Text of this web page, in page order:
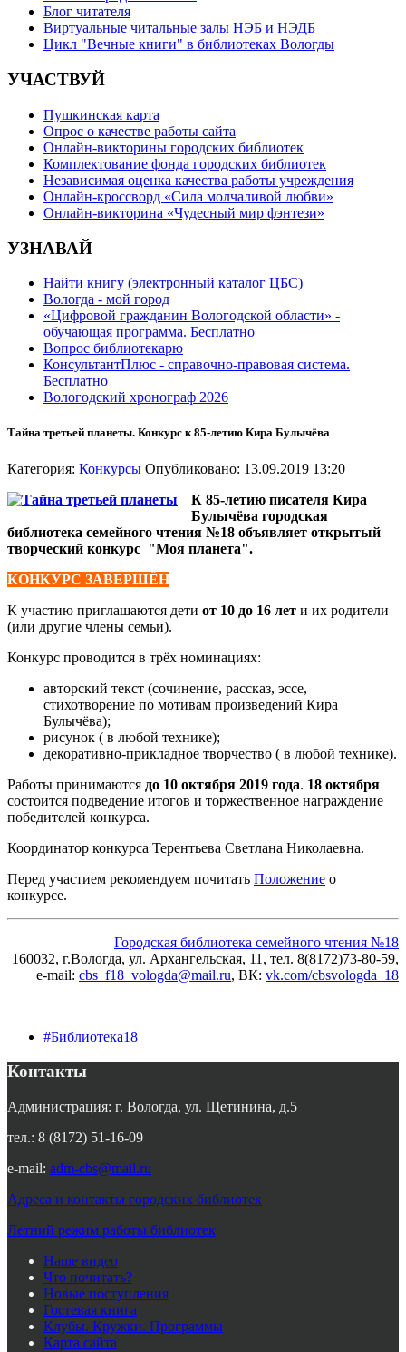
Блог читателя
Виртуальные читальные залы НЭБ и НЭДБ
Цикл "Вечные книги" в библиотеках Вологды
УЧАСТВУЙ
Пушкинская карта
Опрос о качестве работы сайта
Онлайн-викторины городских библиотек
Комплектование фонда городских библиотек
Независимая оценка качества работы учреждения
Онлайн-кроссворд «Сила молчаливой любви»
Онлайн-викторина «Чудесный мир фэнтези»
УЗНАВАЙ
Найти книгу (электронный каталог ЦБС)
Вологда - мой город
«Цифровой гражданин Вологодской области» -
обучающая программа. Бесплатно
Вопрос библиотекарю
КонсультантПлюс - справочно-правовая система.
Бесплатно
Вологодский хронограф 2026
Тайна третьей планеты. Конкурс к 85-летию Кира Булычёва
Категория: Конкурсы Опубликовано: 13.09.2019 13:20
К 85-летию писателя Кира
Булычёва городская
библиотека семейного чтения №18 объявляет открытый
творческий конкурс "Моя планета".
КОНКУРС ЗАВЕРШЁН
К участию приглашаются дети от 10 до 16 лет и их родители
(или другие члены семьи).
Конкурс проводится в трёх номинациях:
авторский текст (сочинение, рассказ, эссе,
стихотворение по мотивам произведений Кира
Булычёва);
рисунок ( в любой технике);
декоративно-прикладное творчество ( в любой технике).
Работы принимаются до 10 октября 2019 года. 18 октября
состоится подведение итогов и торжественное награждение
победителей конкурса.
Координатор конкурса Терентьева Светлана Николаевна.
Перед участием рекомендуем почитать Положение о
конкурсе.
Городская библиотека семейного чтения №18
160032, г.Вологда, ул. Архангельская, 11, тел. 8(8172)73-80-59,
e-mail: cbs_f18_vologda@mail.ru, ВК: vk.com/cbsvologda_18
#Библиотека18
Контакты
Администрация: г. Вологда, ул. Щетинина, д.5
тел.: 8 (8172) 51-16-09
e-mail: adm-cbs@mail.ru
Адреса и контакты городских библиотек
Летний режим работы библиотек
Наше видео
Что почитать?
Новые поступления
Гостевая книга
Клубы. Кружки. Программы
Карта сайта